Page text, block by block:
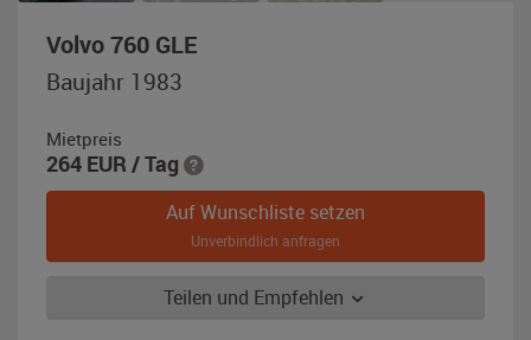
Volvo 760 GLE,
Baujahr 1983
Mietpreis
264 EUR / Tag
Auf Wunschliste setzen
Unverbindlich anfragen
Teilen und Empfehlen